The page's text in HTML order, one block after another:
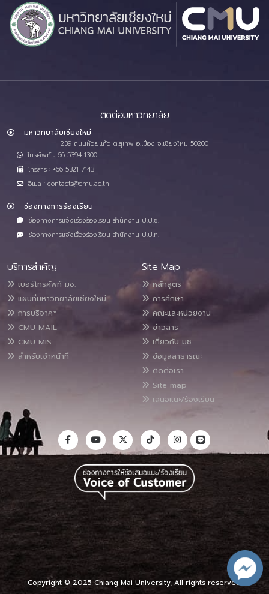
ติดต่อมหาวิทยาลัย
มหาวิทยาลัยเชียงใหม่
239 ถนนห้วยแก้ว ต.สุเทพ อ.เมือง จ.เชียงใหม่ 50200
โทรศัพท์ :+66 5394 1300
โทรสาร : +66 5321 7143
อีเมล : contacts@cmu.ac.th
ช่องทางการร้องเรียน
ช่องทางการแจ้งเรื่องร้องเรียน สำนักงาน ป.ป.ช.
ช่องทางการแจ้งเรื่องร้องเรียน สำนักงาน ป.ป.ท.
บริการสำคัญ
เบอร์โทรศัพท์ มช.
แผนที่มหาวิทยาลัยเชียงใหม่
การบริจาค*
CMU MAIL
CMU MIS
สำหรับเจ้าหน้าที่
Site Map
หลักสูตร
การศึกษา
คณะและหน่วยงาน
ข่าวสาร
เกี่ยวกับ มช.
ข้อมูลสาธารณะ
ติดต่อเรา
Site map
เสนอแนะ/ร้องเรียน
Copyright © 2025 Chiang Mai University, All rights reserved.